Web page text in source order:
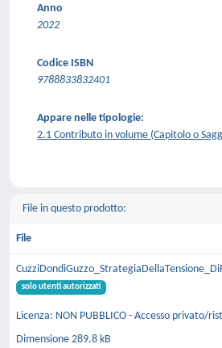
Anno
2022
Codice ISBN
9788833832401
Appare nelle tipologie:
2.1 Contributo in volume (Capitolo o
File in questo prodotto:
File
solo utenti autorizzati
Licenza: NON PUBBLICO - Accesso privato/
Dimensione 289.8 kB